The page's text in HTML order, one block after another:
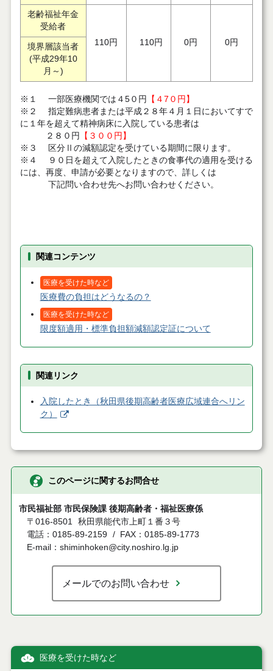
老齢福祉年金
受給者
110円
110円 0円 0円
境界層該当者
(平成29年10
月～)
※１ 一部医療機関では４5０円
【４7０円】
※２ 指定難病患者または平成２８年４月１日においてすで
に１年を超えて精神病床に入院している患者は
２８０円
【３００円】
※３ 区分Ⅱの減額認定を受けている期間に限ります。
※４ ９０日を超えて入院したときの食事代の適用を受ける
には、再度、申請が必要となりますので、詳しくは
下記問い合わせ先へお問い合わせください。
関連コンテンツ
医療を受けた時など
医療費の負担はどうなるの？
医療を受けた時など
限度額適用・標準負担額減額認定証について
関連リンク
入院したとき（秋田県後期高齢者医療広域連合へリン
ク）
このページに関するお問合せ
市民福祉部 市民保険課 後期高齢者・福祉医療係
〒016-8501
秋田県能代市上町１番３号
電話：0185-89-2159
FAX：0185-89-1773
E-mail：shiminhoken@city.noshiro.lg.jp
メールでのお問い合わせ
医療を受けた時など